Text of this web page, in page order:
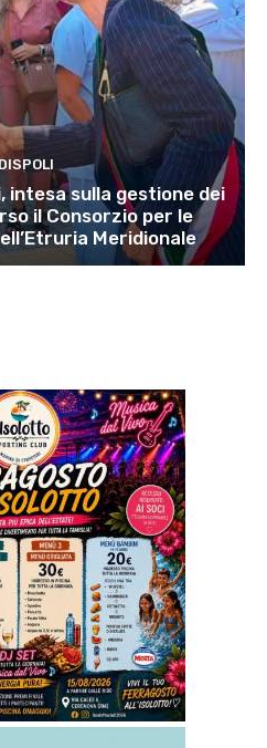
intesa sulla gestione dei
il Consorzio per le
Meridionale